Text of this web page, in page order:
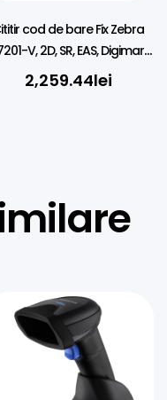
cod de bare Fix Zebra
V, 2D, SR, EAS, Digimarc,
USB, kit, black
2,259.44lei